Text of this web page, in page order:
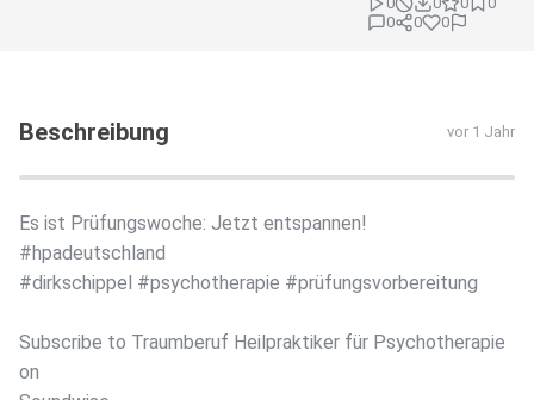
0
0 0
Beschreibung vor 1 Jahr
Es ist Prüfungswoche: Jetzt entspannen!
#hpadeutschland
#dirkschippel #psychotherapie #prüfungsvorbereitung
Subscribe to Traumberuf Heilpraktiker für Psychotherapie
on